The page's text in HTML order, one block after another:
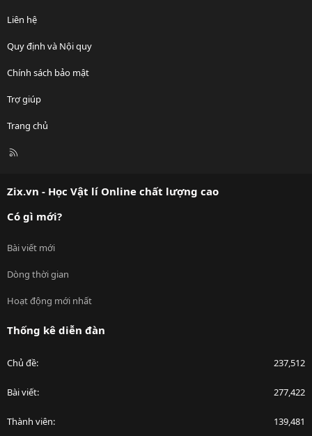
Liên hệ
Quy định và Nội quy
Chính sách bảo mật
Trợ giúp
Trang chủ
R
Zix.vn - Học Vật lí Online chất lượng cao
Có gì mới?
Bài viết mới
Dòng thời gian
Hoạt động mới nhất
Thống kê diễn đàn
Chủ đề 237,512
Bài viết 277,422
Thành viên 139,481